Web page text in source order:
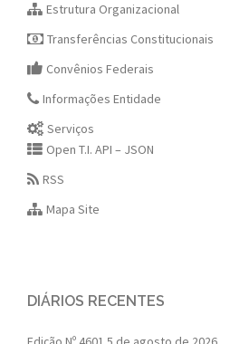
Estrutura Organizacional
Transferências Constitucionais
Convênios Federais
Informações Entidade
Serviços
Open T.I. API – JSON
RSS
Mapa Site
DIÁRIOS RECENTES